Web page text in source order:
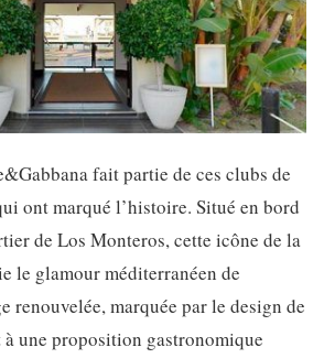
fait partie de ces clubs de
ont marqué l’histoire. Situé en bord
de Los Monteros, cette icône de la
le glamour méditerranéen de
renouvelée, marquée par le design de
une proposition gastronomique